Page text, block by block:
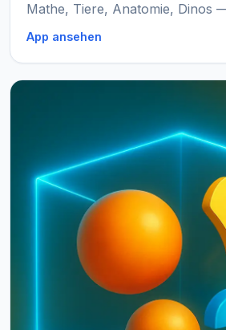
Mathe, Tiere, Anatomie, Dinos
App ansehen